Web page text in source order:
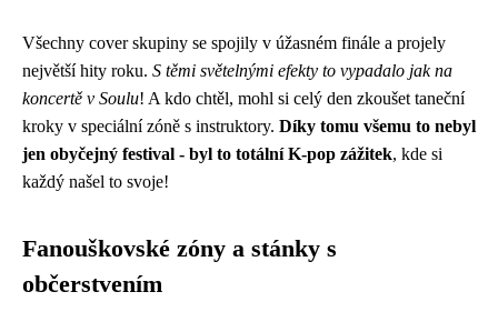
Všechny cover skupiny se spojily v úžasném finále a projely
největší hity roku. S těmi světelnými efekty to vypadalo jak na
koncertě v Soulu! A kdo chtěl, mohl si celý den zkoušet taneční
kroky v speciální zóně s instruktory. Díky tomu všemu to nebyl
jen obyčejný festival - byl to totální K-pop zážitek, kde si
každý našel to svoje!
Fanouškovské zóny a stánky s
občerstvením